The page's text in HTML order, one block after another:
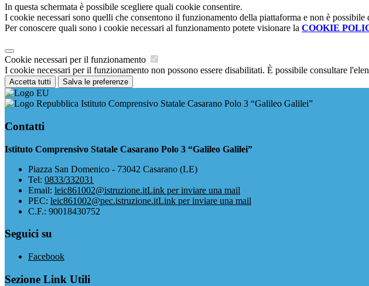
In questa schermata è possibile scegliere quali cookie consentire.
I cookie necessari sono quelli che consentono il funzionamento della piattaforma e non è possibile
Per conoscere quali sono i cookie necessari al funzionamento potete visionare la COOKIE
Cookie necessari per il funzionamento
I cookie necessari per il funzionamento non possono essere disabilitati. È possibile consultare
Accetta tutti Salva le preferenze
Istituto Comprensivo Statale Casarano Polo 3 “Galileo Galilei”
Contatti
Istituto Comprensivo Statale Casarano Polo 3 “Galileo Galilei”
Piazza San Domenico - 73042 Casarano (LE)
Tel: 0833/332031
Email: leic861002@istruzione.itLink per inviare una mail
PEC: leic861002@pec.istruzione.itLink per inviare una mail
C.F.: 90018430752
Seguici su
Facebook
Sezione Link Utili